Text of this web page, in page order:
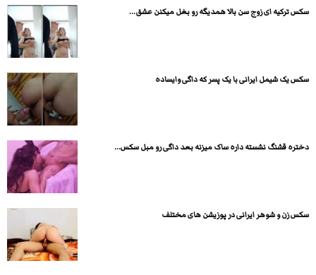
سکس ترکیه ای زوج سن بالا همدیگه رو بغل میکنن عشق...
سکس یک شیمل ایرانی با یک پسر که داگی وایساده
دختره قشنگ نشسته داره ساک میزنه بعد داگی رو مبل سکس...
سکس زن و شوهر ایرانی در پوزیشن های مختلف